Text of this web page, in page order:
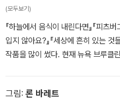
(모두보기)
『하늘에서 음식이 내린다면』『피츠
입지 않아요?』『세상에 흔히 있는 것
작품을 많이 썼다. 현재 뉴욕 브루클
그림:론 바레트